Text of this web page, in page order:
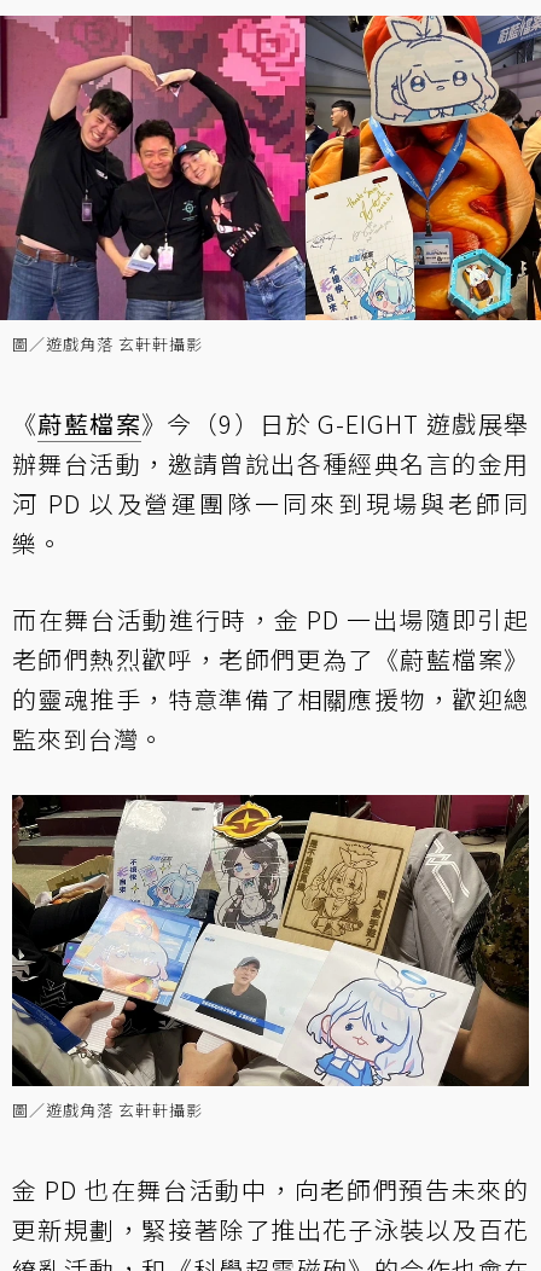
圖／遊戲角落 玄軒軒攝影
《蔚藍檔案》今（9）日於 G-EIGHT 遊戲展舉
辦舞台活動，邀請曾說出各種經典名言的金用
河 PD 以及營運團隊一同來到現場與老師同
樂。
而在舞台活動進行時，金 PD 一出場隨即引起
老師們熱烈歡呼，老師們更為了《蔚藍檔案》
的靈魂推手，特意準備了相關應援物，歡迎總
監來到台灣。
圖／遊戲角落 玄軒軒攝影
金 PD 也在舞台活動中，向老師們預告未來的
更新規劃，緊接著除了推出花子泳裝以及百花